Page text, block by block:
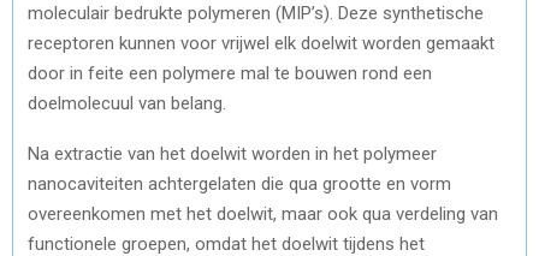
moleculair bedrukte polymeren (MIP’s). Deze synthetische
receptoren kunnen voor vrijwel elk doelwit worden gemaakt
door in feite een polymere mal te bouwen rond een
doelmolecuul van belang.
Na extractie van het doelwit worden in het polymeer
nanocaviteiten achtergelaten die qua grootte en vorm
overeenkomen met het doelwit, maar ook qua verdeling van
functionele groepen, omdat het doelwit tijdens het